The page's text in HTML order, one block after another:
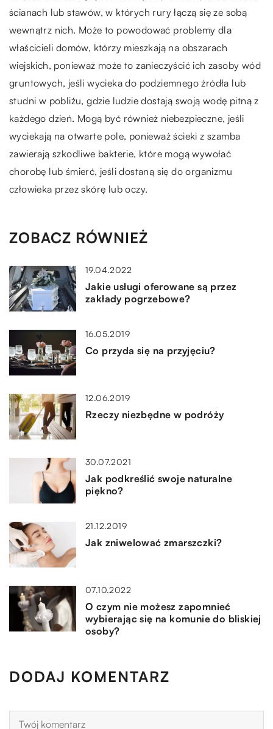
ścianach lub stawów, w których rury łączą się ze sobą
wewnątrz nich. Może to powodować problemy dla
właścicieli domów, którzy mieszkają na obszarach
wiejskich, ponieważ może to zanieczyścić ich zasoby wód
gruntowych, jeśli wycieka do podziemnego źródła lub
studni w pobliżu, gdzie ludzie dostają swoją wodę pitną z
każdego dzień. Mogą być również niebezpieczne, jeśli
wyciekają na otwarte pole, ponieważ ścieki z szamba
zawierają szkodliwe bakterie, które mogą wywołać
chorobę lub śmierć, jeśli dostaną się do organizmu
człowieka przez skórę lub oczy.
ZOBACZ RÓWNIEŻ
19.04.2022
Jakie usługi oferowane są przez
zakłady pogrzebowe?
16.05.2019
Co przyda się na przyjęciu?
12.06.2019
Rzeczy niezbędne w podróży
30.07.2021
Jak podkreślić swoje naturalne
piękno?
21.12.2019
Jak zniwelować zmarszczki?
07.10.2022
O czym nie możesz zapomnieć
wybierając się na komunie do bliskiej
osoby?
DODAJ KOMENTARZ